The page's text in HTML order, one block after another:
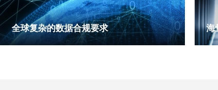
全球复杂的数据合规要求 海